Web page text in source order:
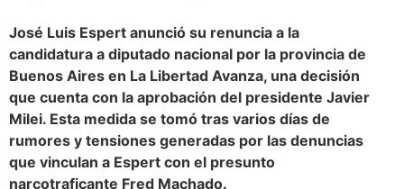
José Luis Espert anunció su renuncia a la
candidatura a diputado nacional por la provincia de
Buenos Aires en La Libertad Avanza, una decisión
que cuenta con la aprobación del presidente Javier
Milei. Esta medida se tomó tras varios días de
rumores y tensiones generadas por las denuncias
que vinculan a Espert con el presunto
narcotraficante Fred Machado.